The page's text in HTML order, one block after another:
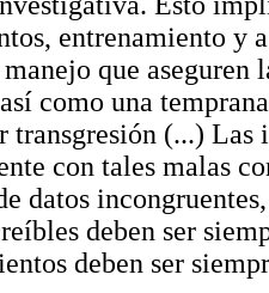
entrenamiento y
que
así como una
transgresión (...)
con tales malas
datos
deben ser
deben ser